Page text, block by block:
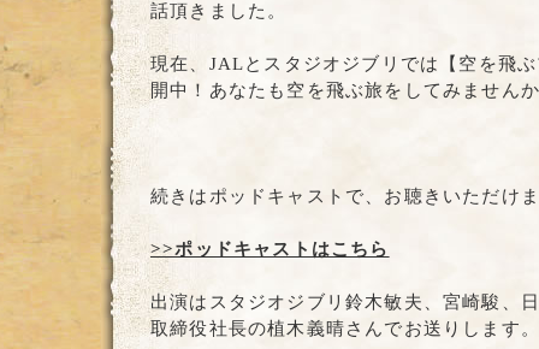
話頂きました。
現在、JALとスタジオジブリでは【空を飛
開中！あなたも空を飛ぶ旅をしてみません
続きはポッドキャストで、お聴きいただけ
>>ポッドキャストはこちら
出演はスタジオジブリ鈴木敏夫、宮崎駿、
取締役社長の植木義晴さんでお送りします。